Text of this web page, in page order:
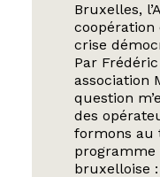
Bruxelles,
crise
Par
association
question
des
formons au
programme
bruxelloise